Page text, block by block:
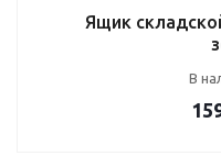
Ящик
В